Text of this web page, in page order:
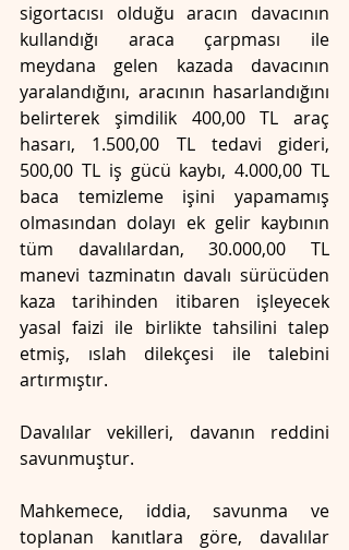
sigortacısı olduğu aracın davacının
kullandığı araca çarpması ile
meydana gelen kazada davacının
yaralandığını, aracının hasarlandığını
belirterek şimdilik 400,00 TL araç
hasarı, 1.500,00 TL tedavi gideri,
500,00 TL iş gücü kaybı, 4.000,00 TL
baca temizleme işini yapamamış
olmasından dolayı ek gelir kaybının
tüm davalılardan, 30.000,00 TL
manevi tazminatın davalı sürücüden
kaza tarihinden itibaren işleyecek
yasal faizi ile birlikte tahsilini talep
etmiş, ıslah dilekçesi ile talebini
artırmıştır.
Davalılar vekilleri, davanın reddini
savunmuştur.
Mahkemece, iddia, savunma ve
toplanan kanıtlara göre, davalılar